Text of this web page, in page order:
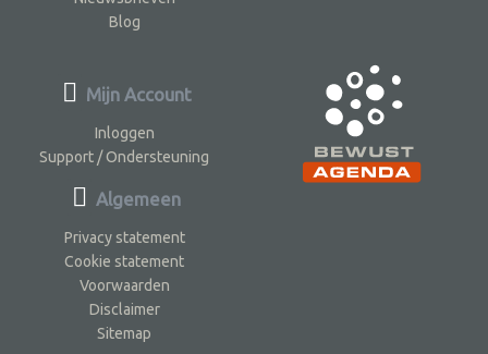
Blog
Mijn Account
Inloggen
Support / Ondersteuning
Algemeen
Privacy statement
Cookie statement
Voorwaarden
Disclaimer
Sitemap